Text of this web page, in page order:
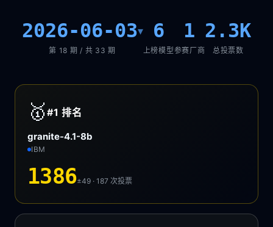
2026-06-03▾
第 18 期 / 共 33 期
6
上榜模型
1
参赛厂商
2.3K
总投票数
🥇 #1排名
granite-4.1-8b
IBM
1386±49 · 187次投票